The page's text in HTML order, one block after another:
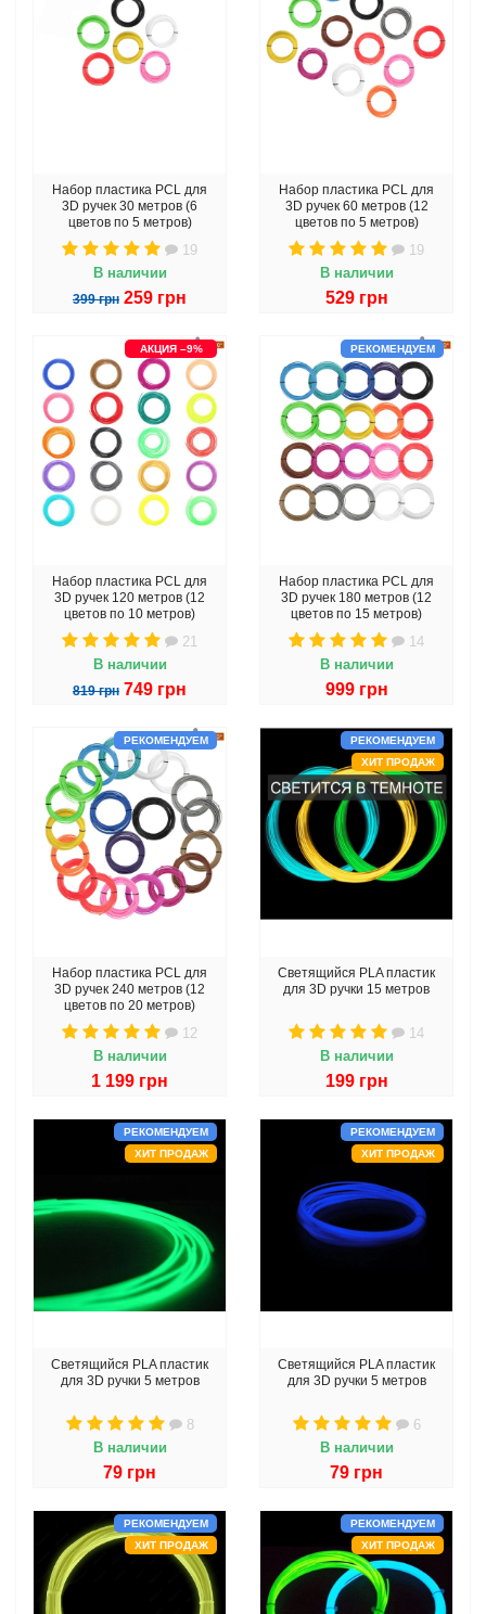
Набор пластика PCL для
3D ручек 30 метров (6
цветов по 5 метров)
19
В наличии
399 грн 259 грн
Набор пластика PCL для
3D ручек 60 метров (12
цветов по 5 метров)
19
В наличии
529 грн
АКЦИЯ –9%
Набор пластика PCL для
3D ручек 120 метров (12
цветов по 10 метров)
21
В наличии
819 грн 749 грн
РЕКОМЕНДУЕМ
Набор пластика PCL для
3D ручек 180 метров (12
цветов по 15 метров)
14
В наличии
999 грн
РЕКОМЕНДУЕМ
Набор пластика PCL для
3D ручек 240 метров (12
цветов по 20 метров)
12
В наличии
1 199 грн
РЕКОМЕНДУЕМ
ХИТ ПРОДАЖ
Светящийся PLA пластик
для 3D ручки 15 метров
14
В наличии
199 грн
РЕКОМЕНДУЕМ
ХИТ ПРОДАЖ
Светящийся PLA пластик
для 3D ручки 5 метров
8
В наличии
79 грн
РЕКОМЕНДУЕМ
ХИТ ПРОДАЖ
Светящийся PLA пластик
для 3D ручки 5 метров
6
В наличии
79 грн
РЕКОМЕНДУЕМ
ХИТ ПРОДАЖ
РЕКОМЕНДУЕМ
ХИТ ПРОДАЖ